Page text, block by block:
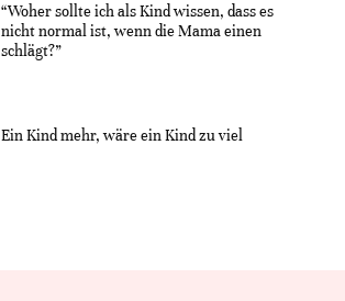
“Woher sollte ich als Kind wissen, dass es
nicht normal ist, wenn die Mama einen
schlägt?”
Ein Kind mehr, wäre ein Kind zu viel